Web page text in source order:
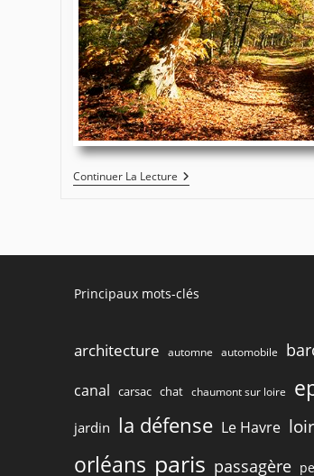
Continuer La LectureParc
Château
Principaux mots-clés
architecture automne automobile
canal carsac chat chaumont sur loire
jardin la défense Le Havre
orléans paris passagère